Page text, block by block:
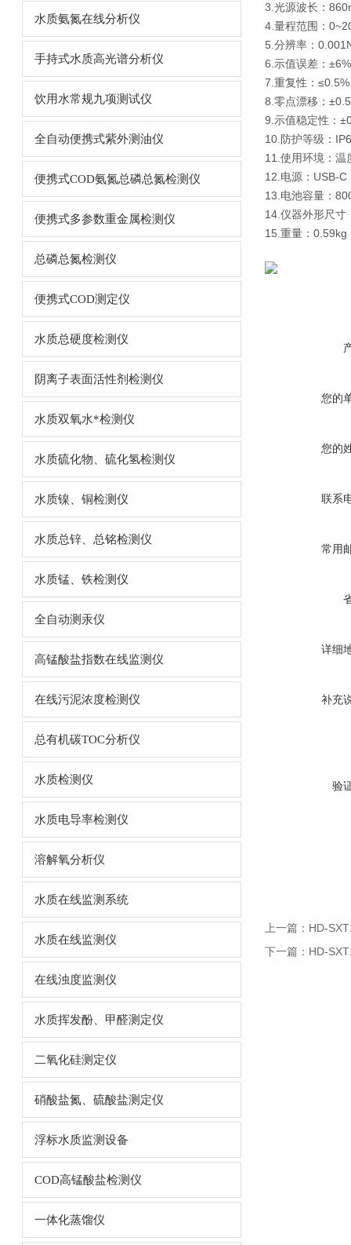
水质氨氮在线分析仪
手持式水质高光谱分析仪
饮用水常规九项测试仪
全自动便携式紫外测油仪
便携式COD氨氮总磷总氮检测仪
便携式多参数重金属检测仪
总磷总氮检测仪
便携式COD测定仪
水质总硬度检测仪
阴离子表面活性剂检测仪
水质双氧水*检测仪
水质硫化物、硫化氢检测仪
水质镍、铜检测仪
水质总锌、总铭检测仪
水质锰、铁检测仪
全自动测汞仪
高锰酸盐指数在线监测仪
在线污泥浓度检测仪
总有机碳TOC分析仪
水质检测仪
水质电导率检测仪
溶解氧分析仪
水质在线监测系统
水质在线监测仪
在线浊度监测仪
水质挥发酚、甲醛测定仪
二氧化硅测定仪
硝酸盐氮、硫酸盐测定仪
浮标水质监测设备
COD高锰酸盐检测仪
一体化蒸馏仪
3.光源波长：
4.量程范围：
5.分辨率：
6.示值误差：±6%
7.重复性：≤0.5%
8.零点漂移：
9.示值稳定性：
10.防护等级：
11.使用环境：
12.电源：USB-C
13.电池容量：
14.仪器外形尺寸
15.重量：0.59kg
您的
您的
联系
常用
详细
补充
验
上一篇： HD-
下一篇： HD-